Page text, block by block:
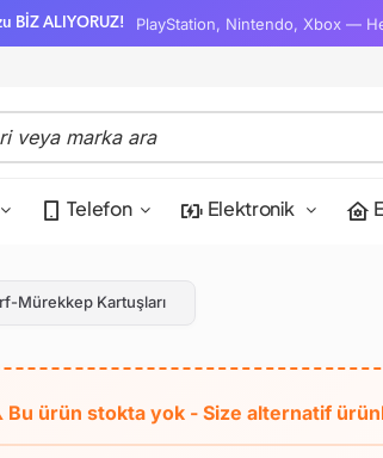
BİZ ALIYORUZ! PlayStation, Nintendo, Xbox —
Telefon Elektronik
Mürekkep Kartuşları